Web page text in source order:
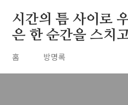
시간의 틈 사이로
은 한 순간을 스치
홈 방명록